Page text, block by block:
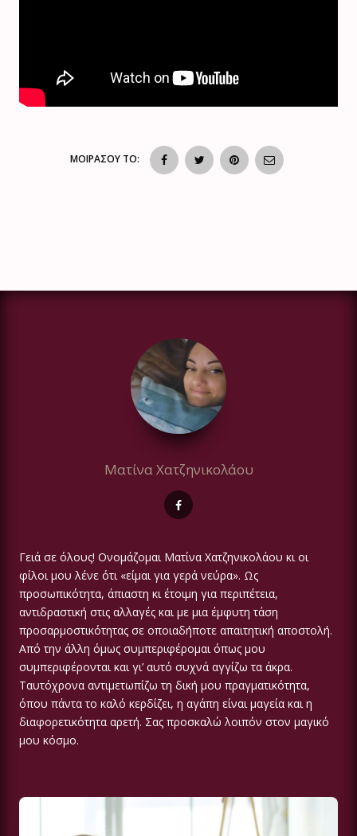
ΜΟΙΡΑΣΟΥ ΤΟ:
Ματίνα Χατζηνικολάου
Γειά σε όλους! Ονομάζομαι Ματίνα Χατζηνικολάου κι οι
φίλοι μου λένε ότι «είμαι για γερά νεύρα». Ως
προσωπικότητα, άπιαστη κι έτοιμη για περιπέτεια,
αντιδραστική στις αλλαγές και με μια έμφυτη τάση
προσαρμοστικότητας σε οποιαδήποτε απαιτητική αποστολή.
Από την άλλη όμως συμπεριφέρομαι όπως μου
συμπεριφέρονται και γι’ αυτό συχνά αγγίζω τα άκρα.
Ταυτόχρονα αντιμετωπίζω τη δική μου πραγματικότητα,
όπου πάντα το καλό κερδίζει, η αγάπη είναι μαγεία και η
διαφορετικότητα αρετή. Σας προσκαλώ λοιπόν στον μαγικό
μου κόσμο.